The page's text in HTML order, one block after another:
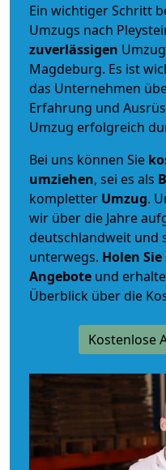
Ein wichtiger Schritt
Umzugs nach
zuverlässigen
Magdeburg. Es ist
das Unternehmen
Erfahrung und
Umzug erfolgreich
Bei uns können Sie
umziehen, sei es als
kompletter Umzug.
wir über die Jahre
deutschlandweit und
unterwegs. Holen
Angebote und
Überblick über die
Kostenlose